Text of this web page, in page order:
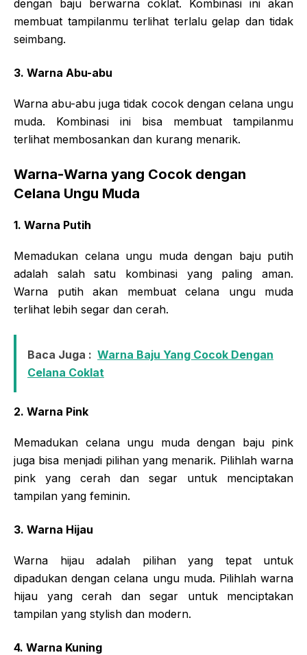
dengan baju berwarna coklat. Kombinasi ini akan
membuat tampilanmu terlihat terlalu gelap dan tidak
seimbang.
3. Warna Abu-abu
Warna abu-abu juga tidak cocok dengan celana ungu
muda. Kombinasi ini bisa membuat tampilanmu
terlihat membosankan dan kurang menarik.
Warna-Warna yang Cocok dengan
Celana Ungu Muda
1. Warna Putih
Memadukan celana ungu muda dengan baju putih
adalah salah satu kombinasi yang paling aman.
Warna putih akan membuat celana ungu muda
terlihat lebih segar dan cerah.
Baca Juga : Warna Baju Yang Cocok Dengan
Celana Coklat
2. Warna Pink
Memadukan celana ungu muda dengan baju pink
juga bisa menjadi pilihan yang menarik. Pilihlah warna
pink yang cerah dan segar untuk menciptakan
tampilan yang feminin.
3. Warna Hijau
Warna hijau adalah pilihan yang tepat untuk
dipadukan dengan celana ungu muda. Pilihlah warna
hijau yang cerah dan segar untuk menciptakan
tampilan yang stylish dan modern.
4. Warna Kuning